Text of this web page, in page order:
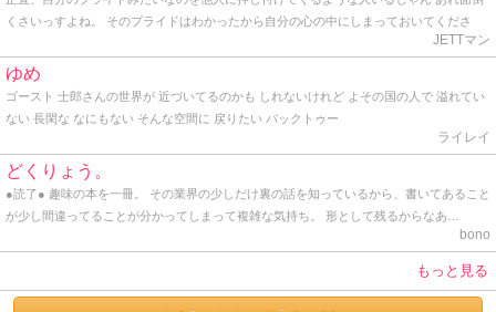
のはケツの部分と背中から伸びる大型のバインダーですね。 どちらにもバーニアノズル
がこれでもかと埋め尽くされ、見るからに推力オバケです。 でも、ぶっちゃけここまで
やるんならもう別に腕だの脚だの必要ないのでは？と思うわけです。 あれだけの巨体に
わざわざビームライフル握らせて撃ち合ったりビームサーベルでチャンバラさせる意味
が分からない。 そりゃあ見た目のインパクトも大事かも知れないけど、だからと言って
デカければ良い、と言うワケでもなかろうに。 そう言えばこのナイチンゲールの搭乗者
であるシャア総帥は、かつて脚がないモビルスーツを宛てがわれた時にもブツブツ文句
垂れてたし、｢モビルスーツはこうあるべき｣と言うシャア様の強い拘りが反映されて、
あのデザインになったのでしょうかね？ まぁ、アムロとの最後の死闘を繰り広げたモビ
ルスーツなので、好きにすれば？って感じです。 せっかくなので 1年前に作ったRG Hi-ν
ガンダムと絡めてアルバム用の写真に納めます。 はてさて、どこに飾ろうかな･･･。
くさいっすよね。 そのプライドはわかったから自分の心の中にしまっておいてくださ
い。 プライドって個人が思い持つもので、他人に共有させるもんじゃないし、他人に見
せつけるものじゃないと思うね。 最近っうか、ここ一年ぐらいプライドの塊みたいなオ
持ってるけど、勿体なくて他人には見せたことはありません。 プライドってのはとても
とても大切なものだからね。 まっ、そんな感じで久しぶりに覗いてみたら、地味にアク
ションがあったんで久しぶりに書いてみた。 ではでは。 そんな感じ。
JETTマン
ゆめ
ゴースト 士郎さんの世界が 近づいてるのかも しれないけれど よその国の人で 溢れてい
ない 長閑な なにもない そんな空間に 戻りたい バックトゥー
ライレイ
どくりょう。
●読了● 趣味の本を一冊。 その業界の少しだけ裏の話を知っているから、書いてあること
が少し間違ってることが分かってしまって複雑な気持ち。 形として残るからなあ…
bono
もっと見る